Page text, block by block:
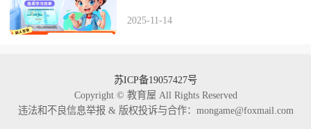
2025-11-14
苏ICP备19057427号
Copyright © 教育屋 All Rights Reserved
违法和不良信息举报 & 版权投诉与合作：mongame@foxmail.com